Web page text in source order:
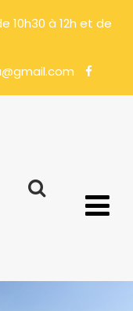
10h30 à 12h et de